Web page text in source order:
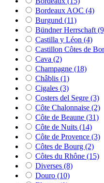
Bordeaux AOC (4)
Burgund (11)
Bündner Herrschaft
Castilla y Léon (4)
Castillon Côtes de
Cava (2)
Champagne (18)
Châblis (1)
Cigales (3)
Costers del Segre (3)
Côte Chalonnaise (2)
Côte de Beaune (31)
Côte de Nuits (14)
Côte de Provence (3)
Côtes de Bourg (2)
Côtes du Rhône (15)
Diverses (8)
Douro (10)